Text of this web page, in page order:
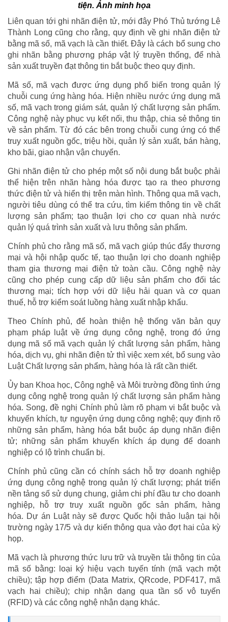
tiện. Ảnh minh họa
Liên quan tới ghi nhãn điện tử, mới đây Phó Thủ tướng Lê
Thành Long cũng cho rằng, quy định về ghi nhãn điện tử
bằng mã số, mã vạch là cần thiết. Đây là cách bổ sung cho
ghi nhãn bằng phương pháp vật lý truyền thống, để nhà
sản xuất truyền đạt thông tin bắt buộc theo quy định.
Mã số, mã vạch được ứng dụng phổ biến trong quản lý
chuỗi cung ứng hàng hóa. Hiện nhiều nước ứng dụng mã
số, mã vạch trong giám sát, quản lý chất lượng sản phẩm.
Công nghệ này phục vụ kết nối, thu thập, chia sẻ thông tin
về sản phẩm. Từ đó các bên trong chuỗi cung ứng có thể
truy xuất nguồn gốc, triệu hồi, quản lý sản xuất, bán hàng,
kho bãi, giao nhận vận chuyển.
Ghi nhãn điện tử cho phép một số nội dung bắt buộc phải
thể hiện trên nhãn hàng hóa được tạo ra theo phương
thức điện tử và hiển thị trên màn hình. Thông qua mã vạch,
người tiêu dùng có thể tra cứu, tìm kiếm thông tin về chất
lượng sản phẩm; tạo thuận lợi cho cơ quan nhà nước
quản lý quá trình sản xuất và lưu thông sản phẩm.
Chính phủ cho rằng mã số, mã vạch giúp thúc đẩy thương
mại và hội nhập quốc tế, tạo thuận lợi cho doanh nghiệp
tham gia thương mại điện tử toàn cầu. Công nghệ này
cũng cho phép cung cấp dữ liệu sản phẩm cho đối tác
thương mại; tích hợp với dữ liệu hải quan và cơ quan
thuế, hỗ trợ kiểm soát luồng hàng xuất nhập khẩu.
Theo Chính phủ, để hoàn thiện hệ thống văn bản quy
phạm pháp luật về ứng dụng công nghệ, trong đó ứng
dụng mã số mã vạch quản lý chất lượng sản phẩm, hàng
hóa, dịch vụ, ghi nhãn điện tử thì việc xem xét, bổ sung vào
Luật Chất lượng sản phẩm, hàng hóa là rất cần thiết.
Ủy ban Khoa học, Công nghệ và Môi trường đồng tình ứng
dụng công nghệ trong quản lý chất lượng sản phẩm hàng
hóa. Song, đề nghị Chính phủ làm rõ phạm vi bắt buộc và
khuyến khích, tự nguyện ứng dụng công nghệ; quy định rõ
những sản phẩm, hàng hóa bắt buộc áp dụng nhãn điện
tử; những sản phẩm khuyến khích áp dụng để doanh
nghiệp có lộ trình chuẩn bị.
Chính phủ cũng cần có chính sách hỗ trợ doanh nghiệp
ứng dụng công nghệ trong quản lý chất lượng; phát triển
nền tảng số sử dụng chung, giảm chi phí đầu tư cho doanh
nghiệp, hỗ trợ truy xuất nguồn gốc sản phẩm, hàng
hóa. Dự án Luật này sẽ được Quốc hội thảo luận tại hội
trường ngày 17/5 và dự kiến thông qua vào đợt hai của kỳ
họp.
Mã vạch là phương thức lưu trữ và truyền tải thông tin của
mã số bằng: loại ký hiệu vạch tuyến tính (mã vạch một
chiều); tập hợp điểm (Data Matrix, QRcode, PDF417, mã
vạch hai chiều); chip nhận dạng qua tần số vô tuyến
(RFID) và các công nghệ nhận dạng khác.